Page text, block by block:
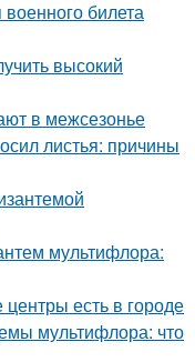
билета
высокий
в межсезонье
листья: причины
мультифлора:
есть в городе
мультифлора: что